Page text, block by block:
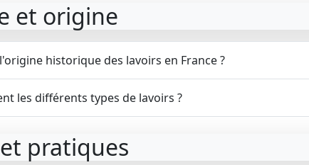
et origine
historique des lavoirs en France ?
les différents types de lavoirs ?
pratiques